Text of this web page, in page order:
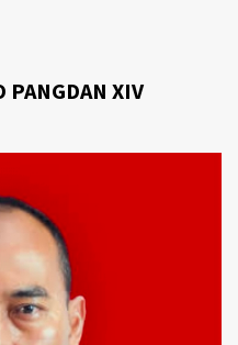
PANGDAN XIV